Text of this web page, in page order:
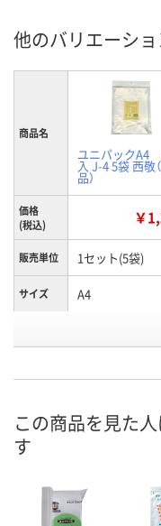
他のバリエーシ
商品名
ユニパックA4
入 J-4 5袋 西敬
品）
価格
(税込)
￥
販売単位 1セット(5袋)
サイズ A4
カゴ
この商品を見た
す